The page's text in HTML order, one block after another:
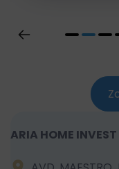
ARIA HOME INVEST